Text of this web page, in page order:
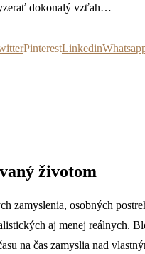
dokonalý vzťah…
PinterestLinkedin
životom
zamyslenia, osobných
aj menej reálnych.
na čas zamyslia nad